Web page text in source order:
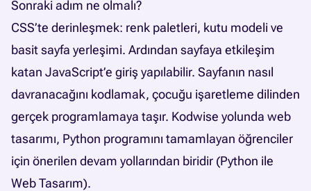
Sonraki adım ne olmalı?
CSS’te derinleşmek: renk paletleri, kutu modeli ve
basit sayfa yerleşimi. Ardından sayfaya etkileşim
katan JavaScript’e giriş yapılabilir. Sayfanın nasıl
davranacağını kodlamak, çocuğu işaretleme dilinden
gerçek programlamaya taşır. Kodwise yolunda web
tasarımı, Python programını tamamlayan öğrenciler
için önerilen devam yollarından biridir (Python ile
Web Tasarım).